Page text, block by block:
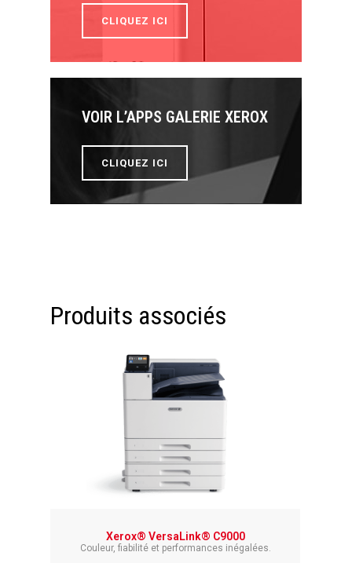
CLIQUEZ ICI
VOIR L’APPS GALERIE XEROX
CLIQUEZ ICI
Produits associés
Xerox® VersaLink® C9000
Couleur, fiabilité et performances inégalées.